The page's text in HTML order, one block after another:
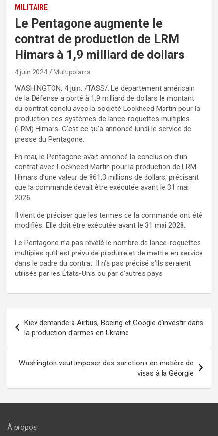
MILITAIRE
Le Pentagone augmente le
contrat de production de LRM
Himars à 1,9 milliard de dollars
4 juin 2024 Multipolarra
WASHINGTON, 4 juin. /TASS/. Le département américain
de la Défense a porté à 1,9 milliard de dollars le montant
du contrat conclu avec la société Lockheed Martin pour la
production des systèmes de lance-roquettes multiples
(LRM) Himars. C’est ce qu’a annoncé lundi le service de
presse du Pentagone.
En mai, le Pentagone avait annoncé la conclusion d’un
contrat avec Lockheed Martin pour la production de LRM
Himars d’une valeur de 861,3 millions de dollars, précisant
que la commande devait être exécutée avant le 31 mai
2026.
Il vient de préciser que les termes de la commande ont été
modifiés. Elle doit être exécutée avant le 31 mai 2028.
Le Pentagone n’a pas révélé le nombre de lance-roquettes
multiples qu’il est prévu de produire et de mettre en service
dans le cadre du contrat. Il n’a pas précisé s’ils seraient
utilisés par les États-Unis ou par d’autres pays.
de
l’article
Kiev demande à Airbus, Boeing et Google d’investir dans
la production d’armes en Ukraine
Washington veut imposer des sanctions en matière de
visas à la Géorgie
À propos